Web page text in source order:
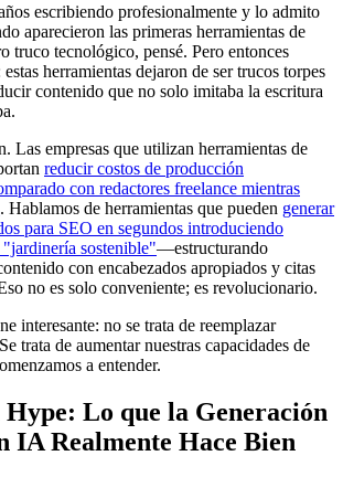
escribiendo profesionalmente y lo admito
aparecieron las primeras herramientas de
truco tecnológico, pensé. Pero entonces
herramientas dejaron de ser trucos torpes
contenido que no solo imitaba la escritura
Las empresas que utilizan herramientas de
reducir costos de producción
con redactores freelance mientras
. Hablamos de herramientas que pueden generar
para SEO en segundos introduciendo
sostenible"—estructurando
con encabezados apropiados y citas
no es solo conveniente; es revolucionario.
interesante: no se trata de reemplazar
trata de aumentar nuestras capacidades de
a entender.
Lo que la Generación
IA Realmente Hace Bien